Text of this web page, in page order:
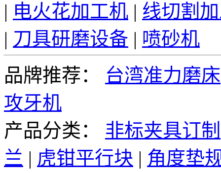
| 电火花加工机 | 线切割
| 刀具研磨设备 | 喷砂机
品牌推荐：
台湾准力磨床
攻牙机
产品分类：
非标夹具订制
兰 | 虎钳平行块 | 角度垫